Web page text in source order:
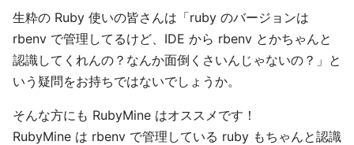
生粋の Ruby 使いの皆さんは「ruby のバージョンは
rbenv で管理してるけど、IDE から rbenv とかちゃんと
認識してくれんの？なんか面倒くさいんじゃないの？」と
いう疑問をお持ちではないでしょうか。
そんな方にも RubyMine はオススメです！
RubyMine は rbenv で管理している ruby もちゃんと認識